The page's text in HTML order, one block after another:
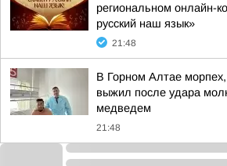
региональном онлайн-
русский наш язык»
21:48
В Горном Алтае
выжил после удара
медведем
21:48